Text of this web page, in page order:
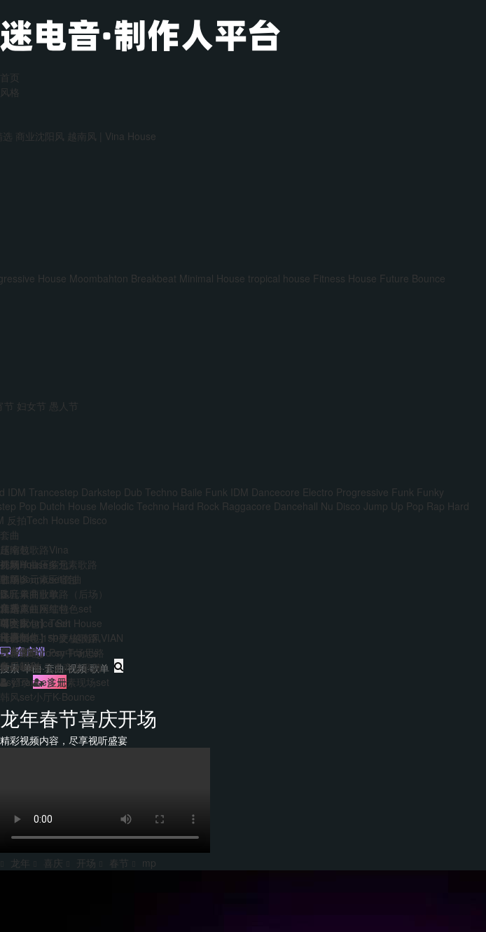
首页
风格
商业沈阳风 越南风 | Vina House
House Moombahton Breakbeat Minimal House tropical house Fitness House Future Bounce
节 妇女节 愚人节
IDM Trancestep Darkstep Dub Techno Baile Funk IDM Dancecore Electro Progressive Funk Funky
Pop Dutch House Melodic Techno Hard Rock Raggacore Dancehall Nu Disco Jump Up Pop Rap Hard
反拍Tech House Disco
套曲
越南鼓歌路Vina
前场House多元素歌路
主场多元素set套曲
多元素商业歌路（后场）
江南霓虹网红特色set
中文Bounce Set
Hard140-150硬核歌路
EDM&Bigroom中场思路
Bounce多元素商业歌路
PsyTrance多元素现场set
韩风set小厅K-Bounce
压缩包
外网单曲压缩包
韩国boune压缩包
迷音单曲歌单
精选单曲压缩包
【合集包】Tech House
【合集包】中文/越南风VIAN
【合集包】Psy Trance
视频
歌单
DJ
音乐人
艺术家
免费
VIP
主题包
免费套曲
每日福利
AI
干声制作
套曲制作
音乐制作
转换
客户端
登录 注册
龙年春节喜庆开场
精彩视频内容，尽享视听盛宴
龙年 喜庆 开场 春节 mp